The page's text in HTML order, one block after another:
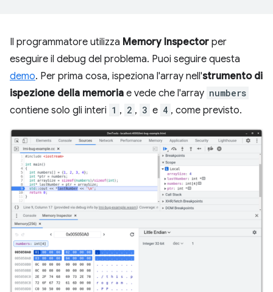
Il programmatore utilizza Memory Inspector per
eseguire il debug del problema. Puoi seguire questa
demo. Per prima cosa, ispeziona l'array nell'strumento di
ispezione della memoria e vede che l'array numbers
contiene solo gli interi 1 , 2 , 3 e 4 , come previsto.